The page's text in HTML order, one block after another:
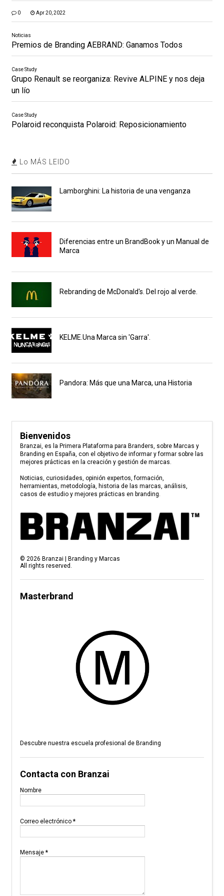
0 Apr 20, 2022
Noticias
Premios de Branding AEBRAND: Ganamos Todos
Case Study
Grupo Renault se reorganiza: Revive ALPINE y nos deja
un lío
Case Study
Polaroid reconquista Polaroid: Reposicionamiento
Lo MÁS LEIDO
Lamborghini: La historia de una venganza
Diferencias entre un BrandBook y un Manual de
Marca
Rebranding de McDonald's. Del rojo al verde.
KELME.Una Marca sin 'Garra'.
Pandora: Más que una Marca, una Historia
Bienvenidos
Branzai, es la Primera Plataforma para Branders, sobre Marcas y
Branding en España, con el objetivo de informar y formar sobre las
mejores prácticas en la creación y gestión de marcas.
Noticias, curiosidades, opinión expertos, formación,
herramientas, metodología, historia de las marcas, análisis,
casos de estudio y mejores prácticas en branding.
© 2026 Branzai | Branding y Marcas
All rights reserved.
Masterbrand
Descubre nuestra escuela profesional de Branding
Contacta con Branzai
Nombre
Correo electrónico *
Mensaje *